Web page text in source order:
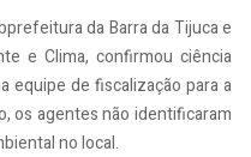
da Barra da Tijuca e
e Clima, confirmou ciência
equipe de fiscalização para a
os agentes não identificaram
no local.